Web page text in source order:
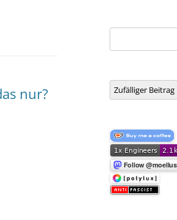
nur? Zufälliger Beitrag